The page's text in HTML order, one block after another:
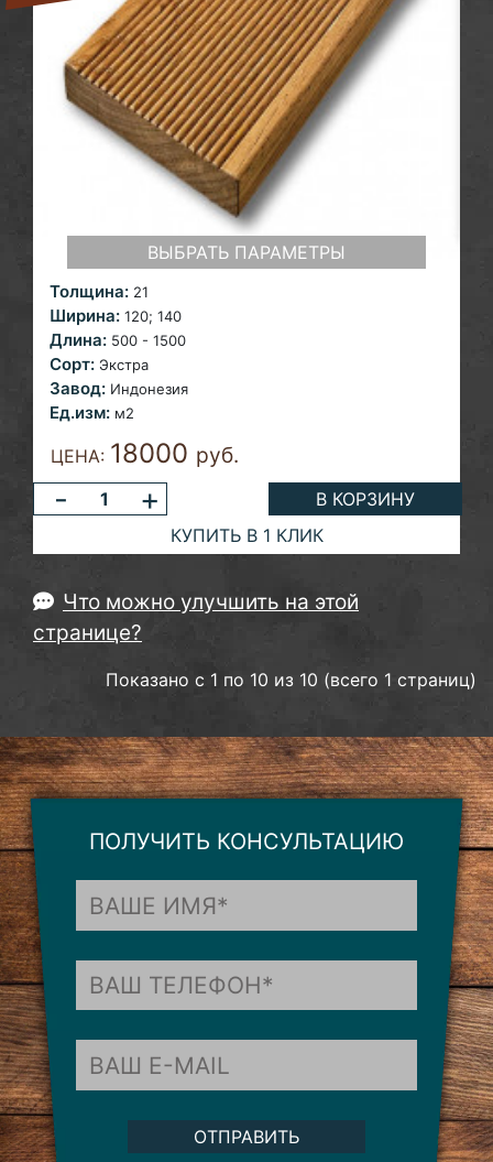
ВЫБРАТЬ ПАРАМЕТРЫ
Толщина: 21
Ширина: 120; 140
Длина: 500 - 1500
Сорт: Экстра
Завод: Индонезия
Ед.изм: м2
ЦЕНА: 18000 руб.
- +
В КОРЗИНУ
КУПИТЬ В 1 КЛИК
Что можно улучшить на этой
странице?
Показано с 1 по 10 из 10 (всего 1 страниц)
ПОЛУЧИТЬ КОНСУЛЬТАЦИЮ
ОТПРАВИТЬ